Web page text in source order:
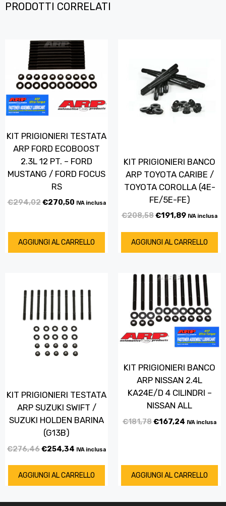
PRODOTTI CORRELATI
KIT PRIGIONIERI TESTATA
ARP FORD ECOBOOST
2.3L 12 PT. – FORD
MUSTANG / FORD FOCUS
RS
€294,02€270,50 IVA inclusa
AGGIUNGI AL CARRELLO
KIT PRIGIONIERI BANCO
ARP TOYOTA CARIBE /
TOYOTA COROLLA (4E-
FE/5E-FE)
€208,58€191,89 IVA inclusa
AGGIUNGI AL CARRELLO
KIT PRIGIONIERI TESTATA
ARP SUZUKI SWIFT /
SUZUKI HOLDEN BARINA
(G13B)
€276,46€254,34 IVA inclusa
AGGIUNGI AL CARRELLO
KIT PRIGIONIERI BANCO
ARP NISSAN 2.4L
KA24E/D 4 CILINDRI –
NISSAN ALL
€181,78€167,24 IVA inclusa
AGGIUNGI AL CARRELLO